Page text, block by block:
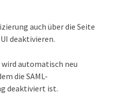
auch über die Seite
deaktivieren.
automatisch neu
die SAML-
deaktiviert ist.